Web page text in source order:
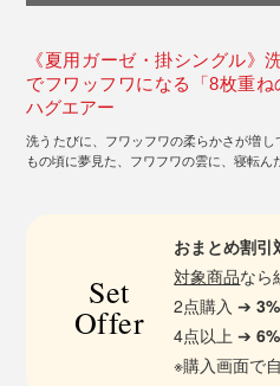
《夏用ガーゼ・掛シングル》
でフワッフワになる「8枚重
ハグエアー
洗うたびに、フワッフワの柔らかさが増
もの頃に夢見た、フワフワの雲に、寝転ん
Set
Offer
おまとめ割引
対象商品なら
2点購入 ➔
4点以上 ➔
※購入画面で